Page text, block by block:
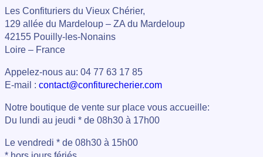
Les Confituriers du Vieux Chérier,
129 allée du Mardeloup – ZA du Mardeloup
42155 Pouilly-les-Nonains
Loire – France
Appelez-nous au: 04 77 63 17 85
E-mail : contact@confiturecherier.com
Notre boutique de vente sur place vous accueille:
Du lundi au jeudi * de 08h30 à 17h00
Le vendredi * de 08h30 à 15h00